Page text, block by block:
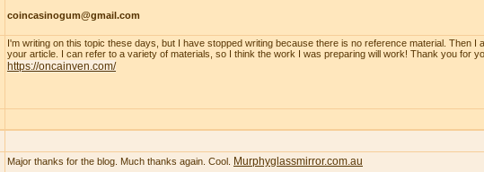
coincasinogum@gmail.com
I'm writing on this topic these days, but I have stopped writing because there is no reference material. Then I
your article. I can refer to a variety of materials, so I think the work I was preparing will work! Thank you for
https://oncainven.com/
Major thanks for the blog. Much thanks again. Cool. Murphyglassmirror.com.au